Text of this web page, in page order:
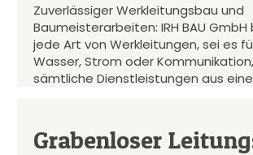
Zuverlässiger Werkleitungsbau und
Baumeisterarbeiten: IRH BAU
jede Art von Werkleitungen, sei es
Wasser, Strom oder
sämtliche Dienstleistungen aus
Grabenloser